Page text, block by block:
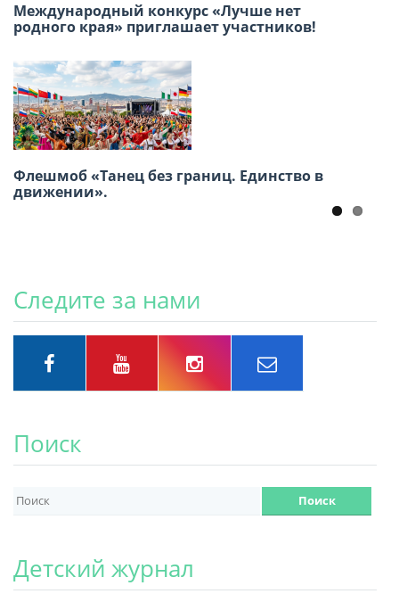
Международный конкурс «Лучше нет
родного края» приглашает участников!
Флешмоб «Танец без границ. Единство в
движении».
Приглашаем принять участие в Акции
«Бессмертный полк» 9 Мая
Следите за нами
Поиск
Детский журнал